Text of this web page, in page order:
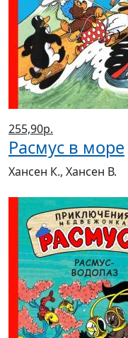
255,90р.
Расмус в море
Хансен К., Хансен В.